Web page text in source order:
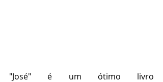
"José" é um ótimo livro